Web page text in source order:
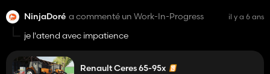
NinjaDoré a commenté un Work-In-Progress il y a 6 ans
je l'atend avec impatience
Renault Ceres 65-95x